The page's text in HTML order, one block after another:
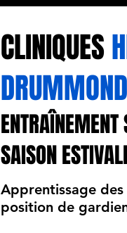
CLINIQUES
ENTRAÎNEMENT
SAISON
Apprentissage
position de